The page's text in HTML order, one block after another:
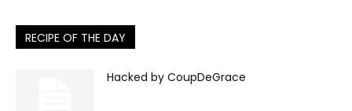
RECIPE OF THE DAY
Hacked by CoupDeGrace